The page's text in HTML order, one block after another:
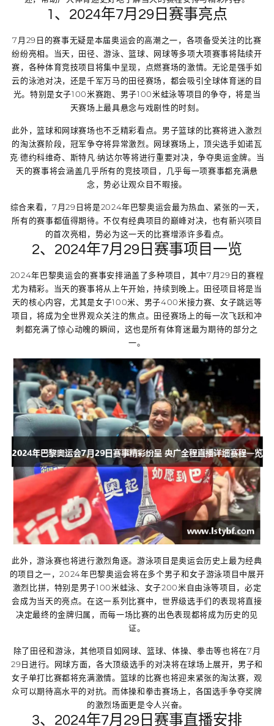
1、2024年7月29日赛事亮点
7月29日的赛事无疑是本届奥运会的高潮之一，各项备受关注的比赛
纷纷亮相。当天，田径、游泳、篮球、网球等多项大项赛事将陆续开
赛，各种体育竞技项目将集中呈现，点燃赛场的激情。无论是强手如
云的泳池对决，还是千军万马的田径赛场，都会吸引全球体育迷的目
光。特别是女子100米赛跑、男子100米蛙泳等项目的争夺，将是当
天赛场上最具悬念与戏剧性的时刻。
此外，篮球和网球赛场也不乏精彩看点。男子篮球的比赛将进入激烈
的淘汰赛阶段，冠军争夺将异常激烈。网球赛场上，顶尖选手如诺瓦
克·德约科维奇、斯特凡·纳达尔等将进行重要对决，争夺奥运金牌。当
天的赛事将会涵盖几乎所有的竞技项目，几乎每一项赛事都充满悬
念，势必让观众目不暇接。
综合来看，7月29日将是2024年巴黎奥运会最为热血、紧张的一天，
所有的赛事都值得期待。不仅有经典项目的巅峰对决，也有新兴项目
的首次亮相，势必为这一天的比赛增添许多看点。
2、2024年7月29日赛事项目一览
2024年巴黎奥运会的赛事安排涵盖了多种项目，其中7月29日的赛程
尤为精彩。当天的赛事将从上午开始，持续到晚上。田径项目将是当
天的核心内容，尤其是女子100米、男子400米接力赛、女子跳远等
项目，将成为全世界观众关注的焦点。田径赛场上的每一次飞跃和冲
刺都充满了惊心动魄的瞬间，这也是所有体育迷最为期待的部分之
一。
此外，游泳赛也将进行激烈角逐。游泳项目是奥运会历史上最为经典
的项目之一，2024年巴黎奥运会将在多个男子和女子游泳项目中展开
激烈比拼，特别是男子100米蛙泳、女子200米自由泳等项目，必定
会成为当天的亮点。在这一系列比赛中，世界级选手们的表现将直接
决定最终的金牌归属，而每一场比赛的出色表现都将成为历史的见
证。
除了田径和游泳，其他项目如网球、篮球、体操、拳击等也将在7月
29日进行。网球方面，各大顶级选手的对决将在球场上展开，男子和
女子单打比赛都将充满激情。篮球的比赛也将迎来紧张的淘汰赛，观
众可以期待高水平的对抗。而体操和拳击赛场上，各国选手争夺奖牌
的激烈场面更是令人兴奋。
3、2024年7月29日赛事直播安排